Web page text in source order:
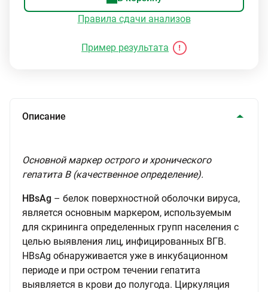
Правила сдачи анализов
Пример результата
Описание
Основной маркер острого и хронического
гепатита В (качественное определение).
HBsAg – белок поверхностной оболочки вируса,
является основным маркером, используемым
для скрининга определенных групп населения с
целью выявления лиц, инфицированных ВГВ.
HBsAg обнаруживается уже в инкубационном
периоде и при остром течении гепатита
выявляется в крови до полугода. Циркуляция